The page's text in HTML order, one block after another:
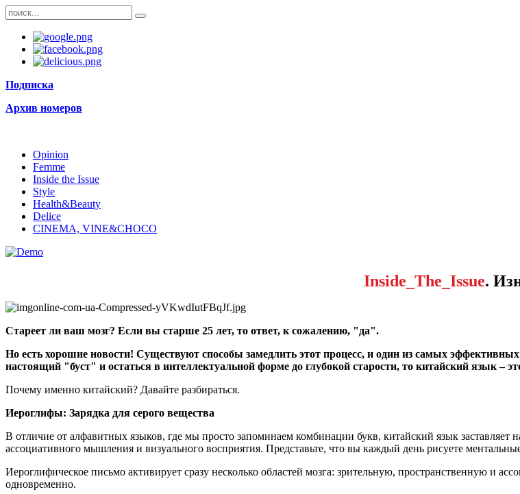
Подписка
Архив номеров
Opinion
Femme
Inside the Issue
Style
Health&Beauty
Delice
CINEMA, VINE&CHOCO
Inside_The_Issue.
Стареет ли ваш мозг? Если вы старше 25 лет, то ответ, к сожалению, "да".
Но есть хорошие новости! Существуют способы замедлить этот процесс, и один из самых
настоящий "буст" и остаться в интеллектуальной форме до глубокой старости, то китайский язык –
Почему именно китайский? Давайте разбираться.
Иероглифы: Зарядка для серого вещества
В отличие от алфавитных языков, где мы просто запоминаем комбинации букв, китайский язык заставляет
ассоциативного мышления и визуального восприятия. Представьте, что вы каждый день рисуете
Иероглифическое письмо активирует сразу несколько областей мозга: зрительную, пространственную и
одновременно.